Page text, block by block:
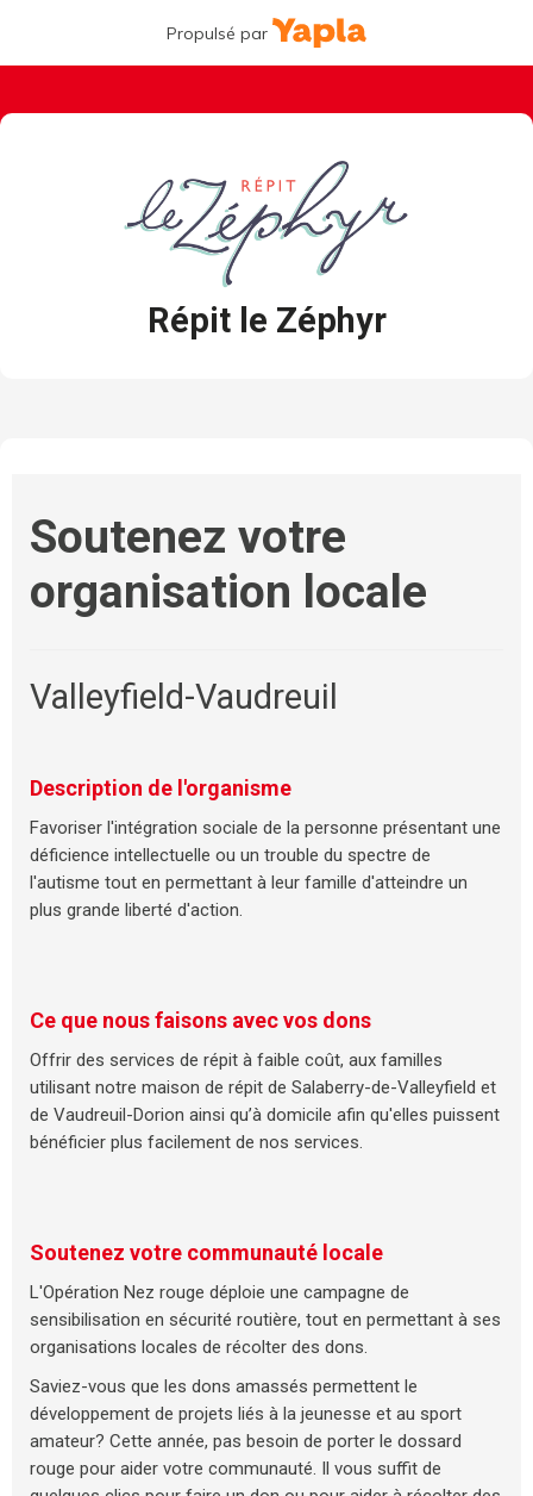
Propulsé par
Répit le Zéphyr
Soutenez votre
organisation locale
Valleyfield-Vaudreuil
Description de l'organisme
Favoriser l'intégration sociale de la personne présentant une
déficience intellectuelle ou un trouble du spectre de
l'autisme tout en permettant à leur famille d'atteindre un
plus grande liberté d'action.
Ce que nous faisons avec vos dons
Offrir des services de répit à faible coût, aux familles
utilisant notre maison de répit de Salaberry-de-Valleyfield et
de Vaudreuil-Dorion ainsi qu’à domicile afin qu'elles puissent
bénéficier plus facilement de nos services.
Soutenez votre communauté locale
L'Opération Nez rouge déploie une campagne de
sensibilisation en sécurité routière, tout en permettant à ses
organisations locales de récolter des dons.
Saviez-vous que les dons amassés permettent le
développement de projets liés à la jeunesse et au sport
amateur? Cette année, pas besoin de porter le dossard
rouge pour aider votre communauté. Il vous suffit de